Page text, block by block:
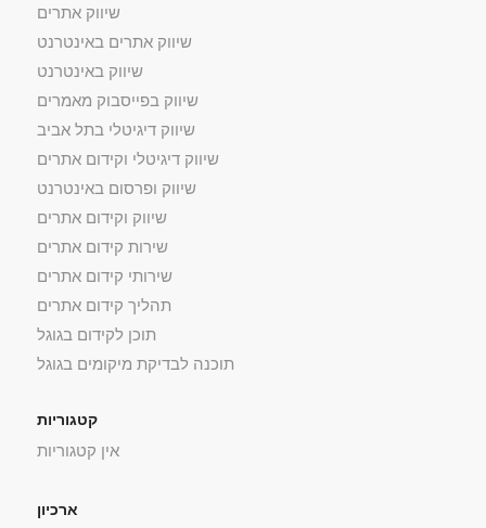
שיווק אתרים
שיווק אתרים באינטרנט
שיווק באינטרנט
שיווק בפייסבוק מאמרים
שיווק דיגיטלי בתל אביב
שיווק דיגיטלי וקידום אתרים
שיווק ופרסום באינטרנט
שיווק וקידום אתרים
שירות קידום אתרים
שירותי קידום אתרים
תהליך קידום אתרים
תוכן לקידום בגוגל
תוכנה לבדיקת מיקומים בגוגל
קטגוריות
אין קטגוריות
ארכיון